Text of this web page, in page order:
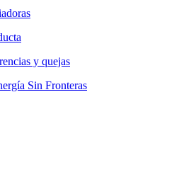
y quejas
Sin Fronteras